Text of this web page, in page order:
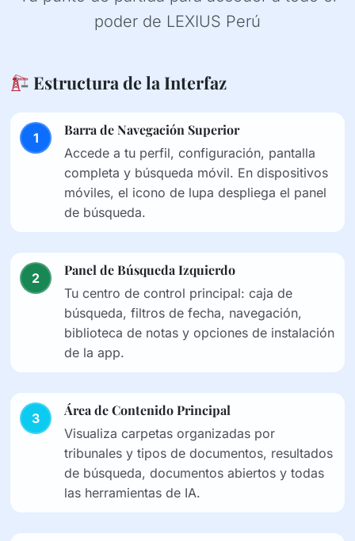
poder de LEXIUS Perú
Estructura de la Interfaz
1 Barra de Navegación Superior
Accede a tu perfil, configuración, pantalla
completa y búsqueda móvil. En dispositivos
móviles, el icono de lupa despliega el panel
de búsqueda.
2 Panel de Búsqueda Izquierdo
Tu centro de control principal: caja de
búsqueda, filtros de fecha, navegación,
biblioteca de notas y opciones de instalación
de la app.
3 Área de Contenido Principal
Visualiza carpetas organizadas por
tribunales y tipos de documentos, resultados
de búsqueda, documentos abiertos y todas
las herramientas de IA.